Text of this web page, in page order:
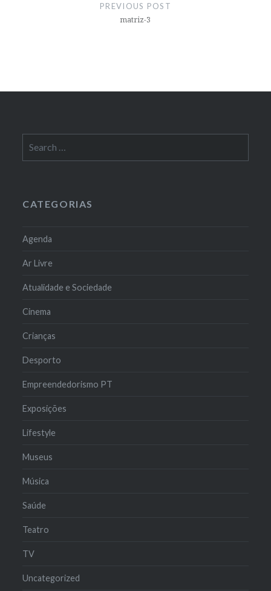
PREVIOUS POST
matriz-3
for:
CATEGORIAS
Agenda
Ar Livre
Atualidade e Sociedade
Cinema
Crianças
Desporto
Empreendedorismo PT
Exposições
Lifestyle
Museus
Música
Saúde
Teatro
TV
Uncategorized